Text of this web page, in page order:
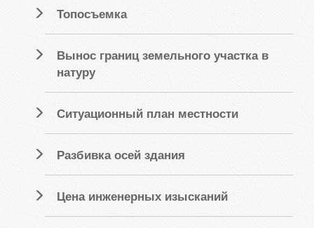
Топосъемка
Вынос границ земельного участка в
натуру
Ситуационный план местности
Разбивка осей здания
Цена инженерных изысканий